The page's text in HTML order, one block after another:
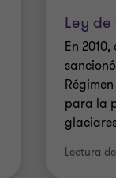
Ley
En
para la
Lectura